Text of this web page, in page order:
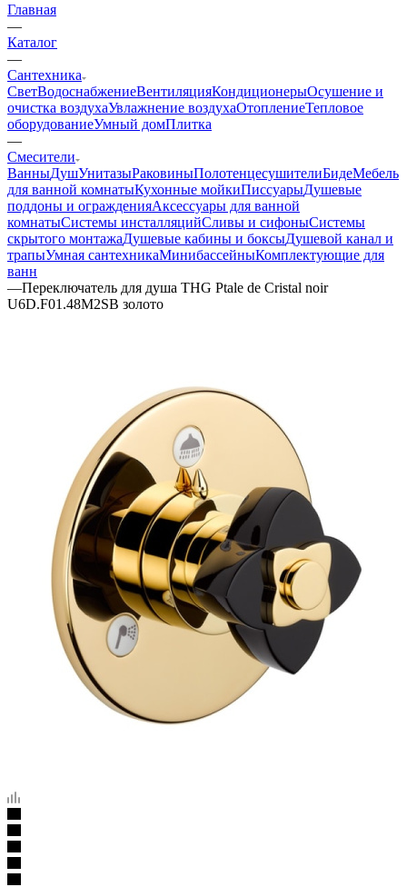
Главная
—
Каталог
—
Сантехника
СветВодоснабжениеВентиляцияКондиционерыОсушение и
очистка воздухаУвлажнение воздухаОтоплениеТепловое
оборудованиеУмный домПлитка
—
Смесители
ВанныДушУнитазыРаковиныПолотенцесушителиБидеМебель
для ванной комнатыКухонные мойкиПиссуарыДушевые
поддоны и огражденияАксессуары для ванной
комнатыСистемы инсталляцийСливы и сифоныСистемы
скрытого монтажаДушевые кабины и боксыДушевой канал и
трапыУмная сантехникаМинибассейныКомплектующие для
ванн
—Переключатель для душа THG Ptale de Cristal noir
U6D.F01.48M2SB золото